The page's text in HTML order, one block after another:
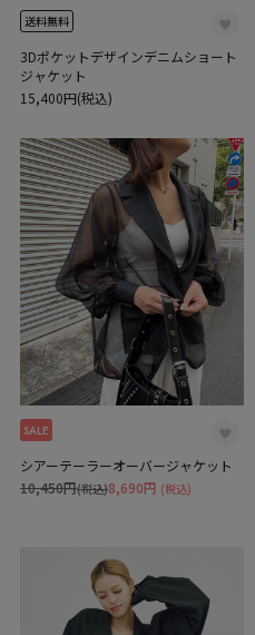
送料無料
3Dポケットデザインデニムショート
ジャケット
15,400円(税込)
SALE
シアーテーラーオーバージャケット
8,690円 (税込)
10,450円(税込)